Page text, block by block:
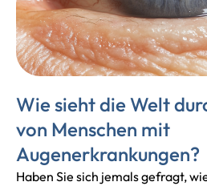
Wie sieht die Welt
von Menschen mit
Augenerkrankungen?
Haben Sie sich jemals gefragt,